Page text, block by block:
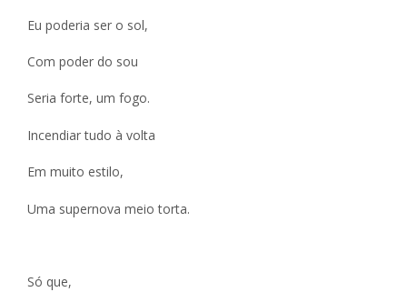
Eu poderia ser o sol,
Com poder do sou
Seria forte, um fogo.
Incendiar tudo à volta
Em muito estilo,
Uma supernova meio torta.
Só que,